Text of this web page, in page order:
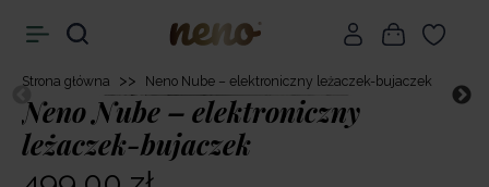
Strona główna >> Neno Nube – elektroniczny leżaczek-bujaczek
Neno Nube – elektroniczny
leżaczek-bujaczek